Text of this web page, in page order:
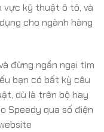
vực kỹ thuật ô tô, và
cho ngành hàng
đừng ngần ngại tìm
bạn có bất kỳ câu
dù là trên bộ hay
Speedy qua số điện